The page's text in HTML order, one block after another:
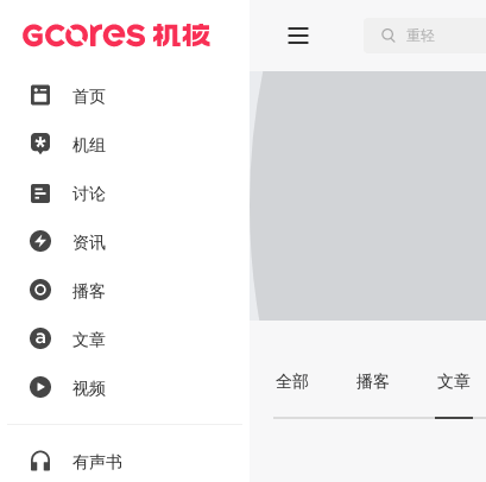
首页
机组
讨论
资讯
播客
文章
视频
有声书
全部 播客 文章